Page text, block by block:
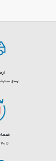
بالایی
یک فویل
مقابل
ارسال
تا 30 روز پس از خرید